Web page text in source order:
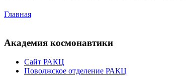
Главная
Академия космонавтики
Сайт РАКЦ
Поволжское отделение РАКЦ